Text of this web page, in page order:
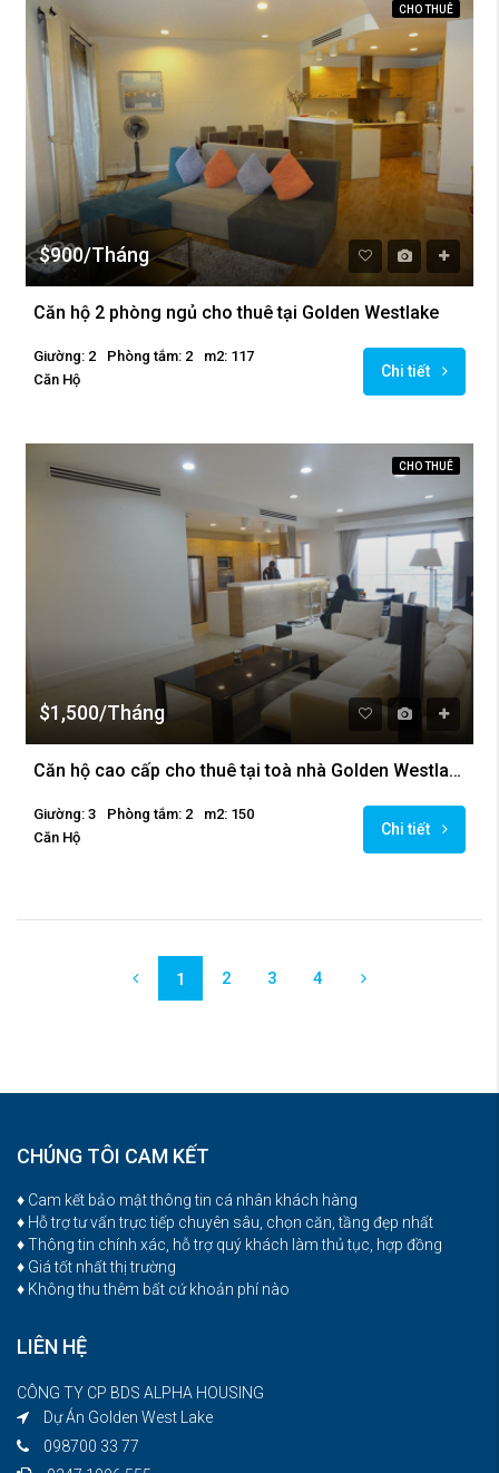
CHO THUÊ
$900/Tháng
Căn hộ 2 phòng ngủ cho thuê tại Golden Westlake
Giường: 2 Phòng tắm: 2
m2: 117
Căn Hộ
Chi tiết
CHO THUÊ
$1,500/Tháng
Căn hộ cao cấp cho thuê tại toà nhà Golden Westlake, Ba Đình
Giường: 3 Phòng tắm: 2
m2: 150
Căn Hộ
Chi tiết
1 2 3 4
CHÚNG TÔI CAM KẾT
♦ Cam kết bảo mật thông tin cá nhân khách hàng
♦ Hỗ trợ tư vấn trực tiếp chuyên sâu, chọn căn, tầng đẹp nhất
♦ Thông tin chính xác, hỗ trợ quý khách làm thủ tục, hợp đồng
♦ Giá tốt nhất thị trường
♦ Không thu thêm bất cứ khoản phí nào
LIÊN HỆ
CÔNG TY CP BDS ALPHA HOUSING
Dự Án Golden West Lake
098700 33 77